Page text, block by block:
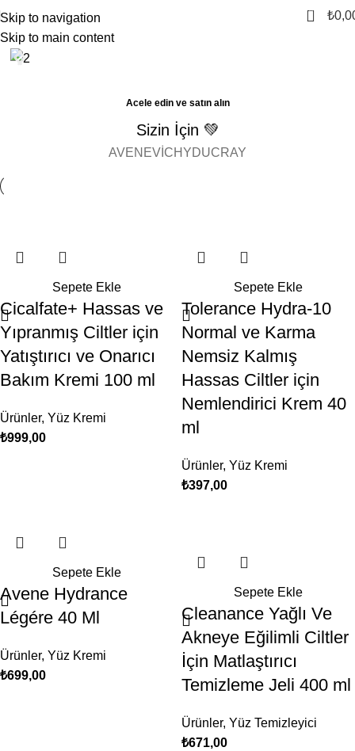
Skip to navigation
Skip to main content
0 ₺
Acele edin ve satın alın
Sizin İçin 💚
AVENEVICHYDUCRAY
Sepete Ekle
Cicalfate+ Hassas ve
Yıpranmış Ciltler için
Yatıştırıcı ve Onarıcı
Bakım Kremi 100 ml
Ürünler, Yüz Kremi
₺999,00
Sepete Ekle
Tolerance Hydra-10
Normal ve Karma
Nemsiz Kalmış
Hassas Ciltler için
Nemlendirici Krem 40
ml
Ürünler, Yüz Kremi
₺397,00
Sepete Ekle
Avene Hydrance
Légére 40 Ml
Ürünler, Yüz Kremi
₺699,00
Sepete Ekle
Cleanance Yağlı Ve
Akneye Eğilimli Ciltler
İçin Matlaştırıcı
Temizleme Jeli 400 ml
Ürünler, Yüz Temizleyici
₺671,00